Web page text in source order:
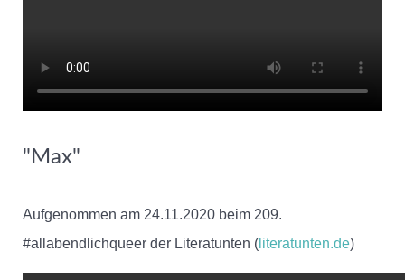
"Max"
Aufgenommen am 24.11.2020 beim 209.
#allabendlichqueer der Literatunten ( literatunten.de)